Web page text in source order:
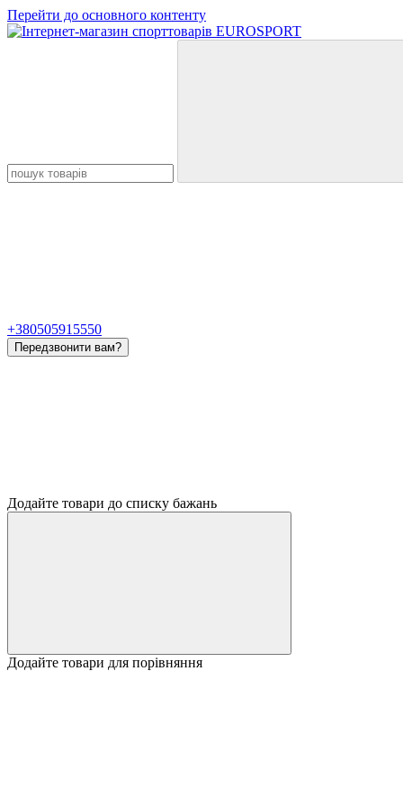
Перейти до основного контенту
+380505915550
Передзвонити вам?
Додайте товари до списку бажань
Додайте товари для порівняння